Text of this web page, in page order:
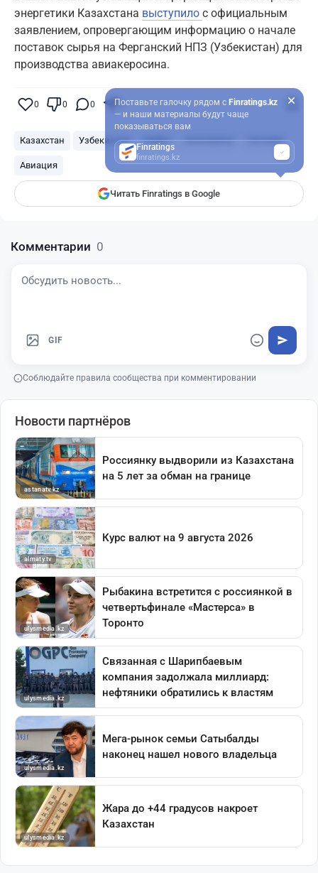
энергетики Казахстана выступило с официальным
заявлением, опровергающим информацию о начале
поставок сырья на Ферганский НПЗ (Узбекистан) для
производства авиакеросина.
0 0 0 0
Казахстан Узбекистан Нефть экономика топливо
Авиация
Читать Finratings в Google
Поставьте галочку рядом с Finratings.kz
— и наши материалы будут чаще
показываться вам
Finratings
finratings.kz
Комментарии 0
GIF
Соблюдайте правила сообщества при комментировании